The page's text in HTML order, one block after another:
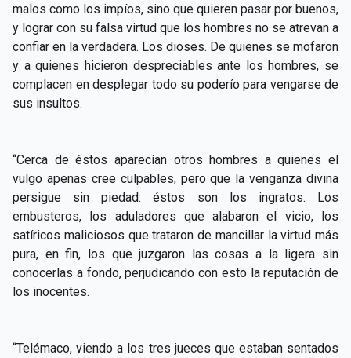
malos como los impíos, sino que quieren pasar por buenos,
y lograr con su falsa virtud que los hombres no se atrevan a
confiar en la verdadera. Los dioses. De quienes se mofaron
y a quienes hicieron despreciables ante los hombres, se
complacen en desplegar todo su poderío para vengarse de
sus insultos.
“Cerca de éstos aparecían otros hombres a quienes el
vulgo apenas cree culpables, pero que la venganza divina
persigue sin piedad: éstos son los ingratos. Los
embusteros, los aduladores que alabaron el vicio, los
satíricos maliciosos que trataron de mancillar la virtud más
pura, en fin, los que juzgaron las cosas a la ligera sin
conocerlas a fondo, perjudicando con esto la reputación de
los inocentes.
“Telémaco, viendo a los tres jueces que estaban sentados